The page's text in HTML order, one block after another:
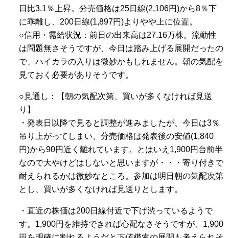
日比3.1％上昇。分売価格は25日線(2,106円)から8％下
に乖離し、200日線(1,897円)よりやや上に位置。
○信用・需給状況：前日の出来高は27.16万株。流動性
は問題無さそうですが、今日は踏み上げる展開だったの
で、ハイカラの入りは微妙かもしれません。朝の気配を
見ておく必要がありそうです。
○見通し：【朝の気配次第、買いが多くなければ見送
り】
・発表日以降で見ると調整が進みましたが、今日は3％
吊り上がってしまい、分売価格は発表後の安値(1,840
円)から90円近く離れています。とはいえ1,900円台前半
なので大やけどはしないと思いますが・・・寄り付きで
耐えられるかは微妙なところ。参加は明日朝の気配次第
とし、買いが多くなければ見送りとします。
・直近の株価は200日線付近で下げ渋っているようで
す。1,900円を維持できれば心配なさそうですが、1,900